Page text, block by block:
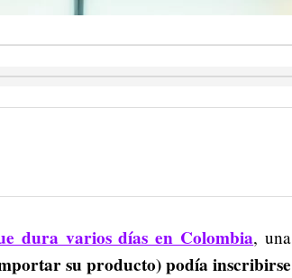
dura varios días en Colombia, una
su producto) podía inscribirse